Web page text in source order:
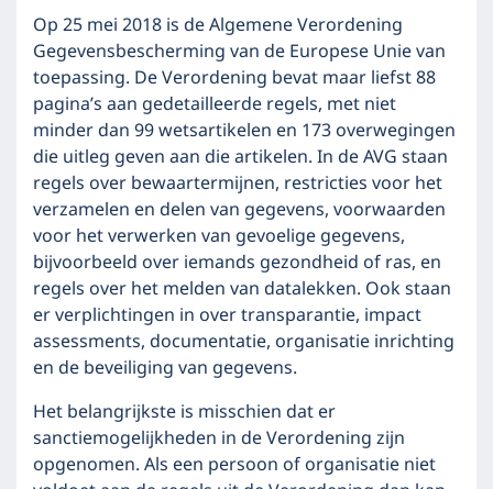
Op 25 mei 2018 is de Algemene Verordening
Gegevensbescherming van de Europese Unie van
toepassing. De Verordening bevat maar liefst 88
pagina’s aan gedetailleerde regels, met niet
minder dan 99 wetsartikelen en 173 overwegingen
die uitleg geven aan die artikelen. In de AVG staan
regels over bewaartermijnen, restricties voor het
verzamelen en delen van gegevens, voorwaarden
voor het verwerken van gevoelige gegevens,
bijvoorbeeld over iemands gezondheid of ras, en
regels over het melden van datalekken. Ook staan
er verplichtingen in over transparantie, impact
assessments, documentatie, organisatie inrichting
en de beveiliging van gegevens.
Het belangrijkste is misschien dat er
sanctiemogelijkheden in de Verordening zijn
opgenomen. Als een persoon of organisatie niet